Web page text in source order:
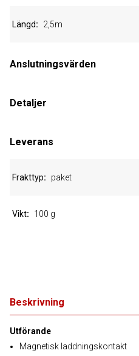
Beskrivning
Utförande
Magnetisk laddningskontakt
Längd 2,5m
Anslutningsvärden
Detaljer
Leverans
Frakttyp paket
Vikt 100 g